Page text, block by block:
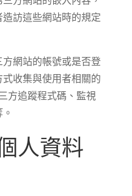
訪這些網站時的規定
網站的帳號或是否登
收集與使用者相關的
方追蹤程式碼、監視
人資料